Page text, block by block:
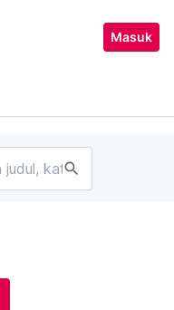
Masuk
search